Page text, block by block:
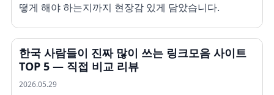
떻게 해야 하는지까지 현장감 있게 담았습니다.
한국 사람들이 진짜 많이 쓰는 링크모음 사이트
TOP 5 — 직접 비교 리뷰
2026.05.29